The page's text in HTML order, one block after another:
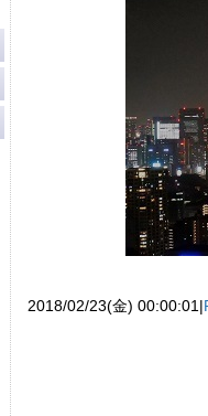
2018/02/23(金) 00:00:01|